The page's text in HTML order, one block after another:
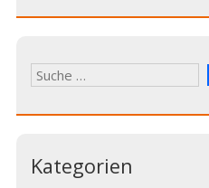
Kategorien